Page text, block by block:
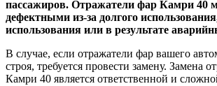
пассажиров. Отражатели фар Камри 40
дефектными из-за долгого
использования или в результате
В случае, если отражатели фар вашего
строя, требуется провести замену. Замена
Камри 40 является ответственной и